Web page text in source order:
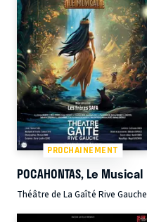
PROCHAINEMENT
POCAHONTAS, Le Musical
Théâtre de La Gaîté Rive Gauche